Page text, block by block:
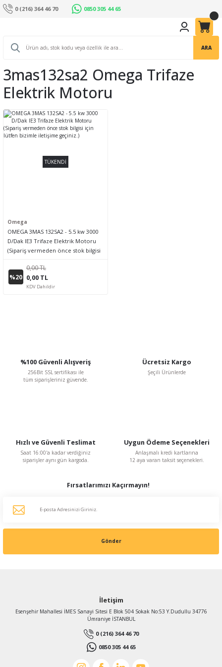
0 (216) 364 46 70 0850 305 44 65
ARA
3mas132sa2 Omega Trifaze
Elektrik Motoru
TÜKENDİ
Omega
OMEGA 3MAS 132SA2 - 5.5 kw 3000
D/Dak IE3 Trifaze Elektrik Motoru
(Sipariş vermeden önce stok bilgisi
%20
0,00 TL
0,00 TL
KDV Dahildir
%100 Güvenli Alışveriş
256Bit SSL sertifikası ile
tüm siparişleriniz güvende.
Ücretsiz Kargo
Şeçili Ürünlerde
Hızlı ve Güvenli Teslimat
Saat 16:00'a kadar verdiğiniz
siparişler aynı gün kargoda.
Uygun Ödeme Seçenekleri
Anlaşmalı kredi kartlarına
12 aya varan taksit seçenekleri.
Fırsatlarımızı Kaçırmayın!
Gönder
İletişim
Esenşehir Mahallesi İMES Sanayi Sitesi E Blok 504 Sokak No:53 Y.Dudullu 34776
Ümraniye İSTANBUL
0 (216) 364 46 70
0850 305 44 65